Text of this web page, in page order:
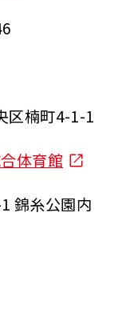
区楠町4-1-1
体育館
錦糸公園内